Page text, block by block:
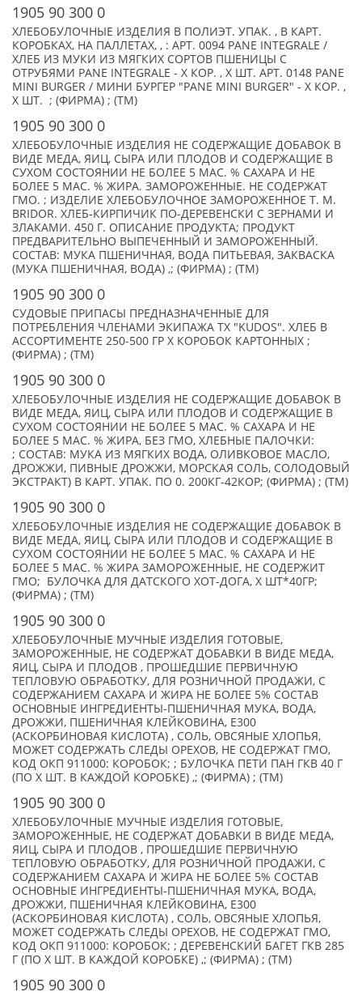
1905 90 300 0
ХЛЕБОБУЛОЧНЫЕ ИЗДЕЛИЯ В ПОЛИЭТ. УПАК. , В КАРТ.
КОРОБКАХ, НА ПАЛЛЕТАХ, , : АРТ. 0094 PANE INTEGRALE /
ХЛЕБ ИЗ МУКИ ИЗ МЯГКИХ СОРТОВ ПШЕНИЦЫ С
ОТРУБЯМИ PANE INTEGRALE - X КОР. , X ШТ. АРТ. 0148 PANE
MINI BURGER / МИНИ БУРГЕР "PANE MINI BURGER" - X КОР. ,
X ШТ. ; (ФИРМА) ; (TM)
1905 90 300 0
ХЛЕБОБУЛОЧНЫЕ ИЗДЕЛИЯ НЕ СОДЕРЖАЩИЕ ДОБАВОК В
ВИДЕ МЕДА, ЯИЦ, СЫРА ИЛИ ПЛОДОВ И СОДЕРЖАЩИЕ В
СУХОМ СОСТОЯНИИ НЕ БОЛЕЕ 5 МАС. % САХАРА И НЕ
БОЛЕЕ 5 МАС. % ЖИРА. ЗАМОРОЖЕННЫЕ. НЕ СОДЕРЖАТ
ГМО. ; ИЗДЕЛИЕ ХЛЕБОБУЛОЧНОЕ ЗАМОРОЖЕННОЕ T. M.
BRIDOR. ХЛЕБ-КИРПИЧИК ПО-ДЕРЕВЕНСКИ С ЗЕРНАМИ И
ЗЛАКАМИ. 450 Г. ОПИСАНИЕ ПРОДУКТА; ПРОДУКТ
ПРЕДВАРИТЕЛЬНО ВЫПЕЧЕННЫЙ И ЗАМОРОЖЕННЫЙ.
СОСТАВ: МУКА ПШЕНИЧНАЯ, ВОДА ПИТЬЕВАЯ, ЗАКВАСКА
(МУКА ПШЕНИЧНАЯ, ВОДА) ,; (ФИРМА) ; (TM)
1905 90 300 0
СУДОВЫЕ ПРИПАСЫ ПРЕДНАЗНАЧЕННЫЕ ДЛЯ
ПОТРЕБЛЕНИЯ ЧЛЕНАМИ ЭКИПАЖА ТХ "KUDOS". ХЛЕБ В
АССОРТИМЕНТЕ 250-500 ГР X КОРОБОК КАРТОННЫХ ;
(ФИРМА) ; (TM)
1905 90 300 0
ХЛЕБОБУЛОЧНЫЕ ИЗДЕЛИЯ НЕ СОДЕРЖАЩИЕ ДОБАВОК В
ВИДЕ МЕДА, ЯИЦ, СЫРА ИЛИ ПЛОДОВ И СОДЕРЖАЩИЕ В
СУХОМ СОСТОЯНИИ НЕ БОЛЕЕ 5 МАС. % САХАРА И НЕ
БОЛЕЕ 5 МАС. % ЖИРА, БЕЗ ГМО, ХЛЕБНЫЕ ПАЛОЧКИ:
; СОСТАВ: МУКА ИЗ МЯГКИХ ВОДА, ОЛИВКОВОЕ МАСЛО,
ДРОЖЖИ, ПИВНЫЕ ДРОЖЖИ, МОРСКАЯ СОЛЬ, СОЛОДОВЫЙ
ЭКСТРАКТ) В КАРТ. УПАК. ПО 0. 200КГ-42КОР; (ФИРМА) ; (TM)
1905 90 300 0
ХЛЕБОБУЛОЧНЫЕ ИЗДЕЛИЯ НЕ СОДЕРЖАЩИЕ ДОБАВОК В
ВИДЕ МЕДА, ЯИЦ, СЫРА ИЛИ ПЛОДОВ И СОДЕРЖАЩИЕ В
СУХОМ СОСТОЯНИИ НЕ БОЛЕЕ 5 МАС. % САХАРА И НЕ
БОЛЕЕ 5 МАС. % ЖИРА ЗАМОРОЖЕННЫЕ, НЕ СОДЕРЖИТ
ГМО; БУЛОЧКА ДЛЯ ДАТСКОГО ХОТ-ДОГА, X ШТ*40ГР;
(ФИРМА) ; (TM)
1905 90 300 0
ХЛЕБОБУЛОЧНЫЕ МУЧНЫЕ ИЗДЕЛИЯ ГОТОВЫЕ,
ЗАМОРОЖЕННЫЕ, НЕ СОДЕРЖАТ ДОБАВКИ В ВИДЕ МЕДА,
ЯИЦ, СЫРА И ПЛОДОВ , ПРОШЕДШИЕ ПЕРВИЧНУЮ
ТЕПЛОВУЮ ОБРАБОТКУ, ДЛЯ РОЗНИЧНОЙ ПРОДАЖИ, С
СОДЕРЖАНИЕМ САХАРА И ЖИРА НЕ БОЛЕЕ 5% СОСТАВ
ОСНОВНЫЕ ИНГРЕДИЕНТЫ-ПШЕНИЧНАЯ МУКА, ВОДА,
ДРОЖЖИ, ПШЕНИЧНАЯ КЛЕЙКОВИНА, Е300
(АСКОРБИНОВАЯ КИСЛОТА) , СОЛЬ, ОВСЯНЫЕ ХЛОПЬЯ,
МОЖЕТ СОДЕРЖАТЬ СЛЕДЫ ОРЕХОВ, НЕ СОДЕРЖАТ ГМО,
КОД ОКП 911000: КОРОБОК; ; БУЛОЧКА ПЕТИ ПАН ГКВ 40 Г
(ПО X ШТ. В КАЖДОЙ КОРОБКЕ) ,; (ФИРМА) ; (TM)
1905 90 300 0
ХЛЕБОБУЛОЧНЫЕ МУЧНЫЕ ИЗДЕЛИЯ ГОТОВЫЕ,
ЗАМОРОЖЕННЫЕ, НЕ СОДЕРЖАТ ДОБАВКИ В ВИДЕ МЕДА,
ЯИЦ, СЫРА И ПЛОДОВ , ПРОШЕДШИЕ ПЕРВИЧНУЮ
ТЕПЛОВУЮ ОБРАБОТКУ, ДЛЯ РОЗНИЧНОЙ ПРОДАЖИ, С
СОДЕРЖАНИЕМ САХАРА И ЖИРА НЕ БОЛЕЕ 5% СОСТАВ
ОСНОВНЫЕ ИНГРЕДИЕНТЫ-ПШЕНИЧНАЯ МУКА, ВОДА,
ДРОЖЖИ, ПШЕНИЧНАЯ КЛЕЙКОВИНА, Е300
(АСКОРБИНОВАЯ КИСЛОТА) , СОЛЬ, ОВСЯНЫЕ ХЛОПЬЯ,
МОЖЕТ СОДЕРЖАТЬ СЛЕДЫ ОРЕХОВ, НЕ СОДЕРЖАТ ГМО,
КОД ОКП 911000: КОРОБОК; ; ДЕРЕВЕНСКИЙ БАГЕТ ГКВ 285
Г (ПО X ШТ. В КАЖДОЙ КОРОБКЕ) ,; (ФИРМА) ; (TM)
1905 90 300 0